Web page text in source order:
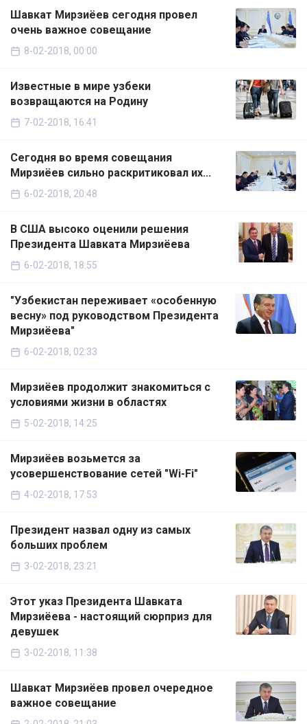
Шавкат Мирзиёев сегодня провел
очень важное совещание
8-02-2018, 00:00
Известные в мире узбеки
возвращаются на Родину
7-02-2018, 16:41
Сегодня во время совещания
Мирзиёев сильно раскритиковал их...
6-02-2018, 20:48
В США высоко оценили решения
Президента Шавката Мирзиёева
6-02-2018, 18:55
"Узбекистан переживает «особенную
весну» под руководством Президента
Мирзиёева"
6-02-2018, 02:33
Мирзиёев продолжит знакомиться с
условиями жизни в областях
5-02-2018, 14:25
Мирзиёев возьмется за
усовершенствование сетей "Wi-Fi"
4-02-2018, 17:53
Президент назвал одну из самых
больших проблем
3-02-2018, 23:21
Этот указ Президента Шавката
Мирзиёева - настоящий сюрприз для
девушек
3-02-2018, 11:38
Шавкат Мирзиёев провел очередное
важное совещание